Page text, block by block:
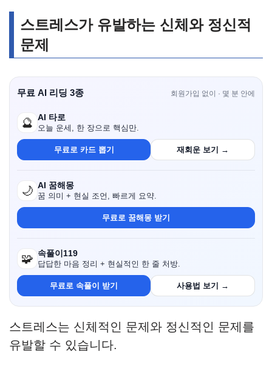
스트레스가 유발하는 신체와 정신적
문제
무료 AI 리딩 3종 회원가입 없이 · 몇 분 안에
🔮 AI 타로
오늘 운세, 한 장으로 핵심만.
무료로 카드 뽑기 재회운 보기 →
🌙 AI 꿈해몽
꿈 의미 + 현실 조언, 빠르게 요약.
무료로 꿈해몽 받기
🧩 속풀이119
답답한 마음 정리 + 현실적인 한 줄 처방.
무료로 속풀이 받기 사용법 보기 →
스트레스는 신체적인 문제와 정신적인 문제를
유발할 수 있습니다.